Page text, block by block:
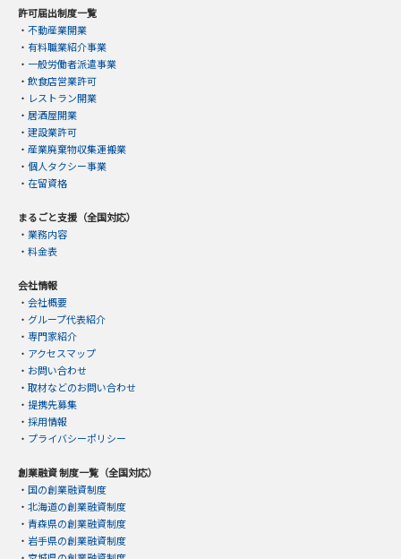
許可届出制度一覧
・ 不動産業開業
・ 有料職業紹介事業
・ 一般労働者派遣事業
・ 飲食店営業許可
・ レストラン開業
・ 居酒屋開業
・ 建設業許可
・ 産業廃棄物収集運搬業
・ 個人タクシー事業
・ 在留資格
まるごと支援（全国対応）
・ 業務内容
・ 料金表
会社情報
・ 会社概要
・ グループ代表紹介
・ 専門家紹介
・ アクセスマップ
・ お問い合わせ
・ 取材などのお問い合わせ
・ 提携先募集
・ 採用情報
・ プライバシーポリシー
創業融資 制度一覧（全国対応）
・ 国の創業融資制度
・ 北海道の創業融資制度
・ 青森県の創業融資制度
・ 岩手県の創業融資制度